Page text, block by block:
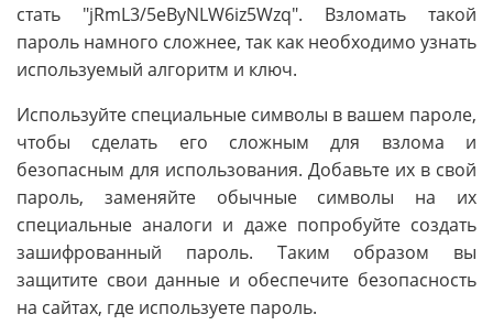
стать "jRmL3/5eByNLW6iz5Wzq". Взломать такой
пароль намного сложнее, так как необходимо узнать
используемый алгоритм и ключ.
Используйте специальные символы в вашем пароле,
чтобы сделать его сложным для взлома и
безопасным для использования. Добавьте их в свой
пароль, заменяйте обычные символы на их
специальные аналоги и даже попробуйте создать
зашифрованный пароль. Таким образом вы
защитите свои данные и обеспечите безопасность
на сайтах, где используете пароль.